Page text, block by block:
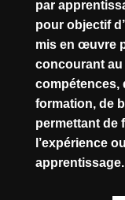
par
pour objectif
mis en œuvre
concourant
compétences,
formation, de
permettant de
l’expérience
apprentissage.